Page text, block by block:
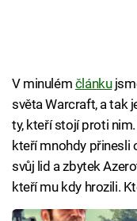
V minulém článku
světa Warcraft, a tak
ty, kteří stojí proti
kteří mnohdy přinesli
svůj lid a zbytek
kteří mu kdy hrozili.